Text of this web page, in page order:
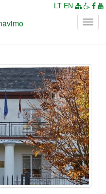
P
u
n
g
t
i
n
a
v
i
g
a
LT EN